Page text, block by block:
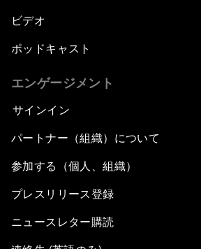
ビデオ
ポッドキャスト
エンゲージメント
サインイン
パートナー（組織）について
参加する（個人、組織）
プレスリリース登録
ニュースレター購読